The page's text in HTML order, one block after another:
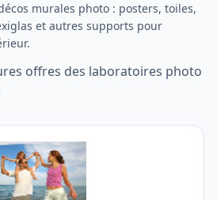
murales photo : posters, toiles,
et autres supports pour
offres des laboratoires photo